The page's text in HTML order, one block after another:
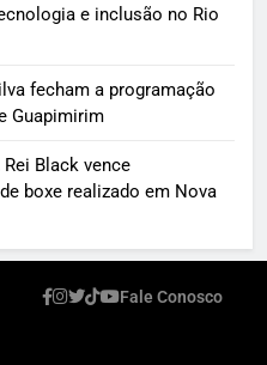
e inclusão no Rio
fecham a programação
Guapimirim
Rei Black vence
boxe realizado em Nova
Fale Conosco